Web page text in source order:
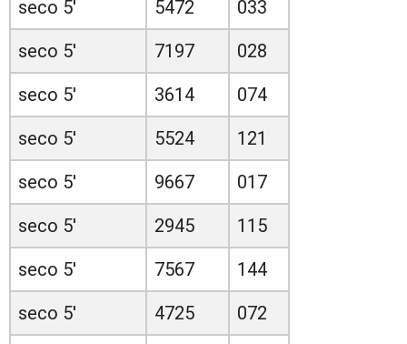
seco 5'
5472
033
seco 5'
7197
028
seco 5'
3614
074
seco 5'
5524
121
seco 5'
9667
017
seco 5'
2945
115
seco 5'
7567
144
seco 5'
4725
072